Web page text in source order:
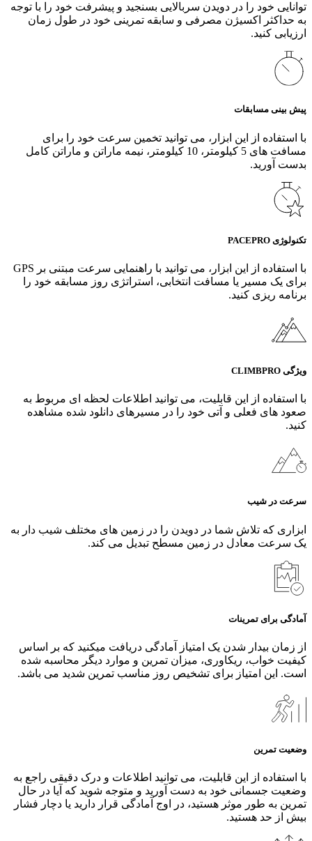
توانایی خود را در دویدن سربالایی بسنجید و پیشرفت خود را با توجه
به حداکثر اکسیژن مصرفی و سابقه تمرینی خود در طول زمان
ارزیابی کنید.
پیش بینی مسابقات
با استفاده از این ابزار، می‌ توانید تخمین سرعت خود را برای
مسافت‌ های 5 کیلومتر، 10 کیلومتر، نیمه ماراتن و ماراتن کامل
بدست آورید.
تکنولوژی PACEPRO
با استفاده از این ابزار، می‌ توانید با راهنمایی سرعت مبتنی بر GPS
برای یک مسیر یا مسافت انتخابی، استراتژی روز مسابقه خود را
برنامه‌ ریزی کنید.
ویژگی CLIMBPRO
با استفاده از این قابلیت، می‌ توانید اطلاعات لحظه ای مربوط به
صعود های فعلی و آتی خود را در مسیرهای دانلود شده مشاهده
کنید.
سرعت در شیب
ابزاری که تلاش شما در دویدن را در زمین‌ های مختلف شیب‌ دار به
یک سرعت معادل در زمین مسطح تبدیل می‌ کند.
آمادگی برای تمرینات
از زمان بیدار شدن یک امتیاز آمادگی دریافت میکنید که بر اساس
کیفیت خواب، ریکاوری، میزان تمرین و موارد دیگر محاسبه شده
است. این امتیاز برای تشخیص روز مناسب تمرین شدید می باشد.
وضعیت تمرین
با استفاده از این قابلیت، می‌ توانید اطلاعات و درک دقیقی راجع به
وضعیت جسمانی خود به دست آورید و متوجه شوید که آیا در حال
تمرین به طور ‌موثر هستید، در اوج آمادگی قرار دارید یا دچار فشار
بیش از حد هستید.